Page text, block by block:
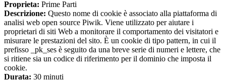
Proprieta: Prime Parti
Descrizione: Questo nome di cookie è associato alla piattaforma di
analisi web open source Piwik. Viene utilizzato per aiutare i
proprietari di siti Web a monitorare il comportamento dei visitatori e
misurare le prestazioni del sito. È un cookie di tipo pattern, in cui il
prefisso _pk_ses è seguito da una breve serie di numeri e lettere, che
si ritiene sia un codice di riferimento per il dominio che imposta il
cookie.
Durata: 30 minuti